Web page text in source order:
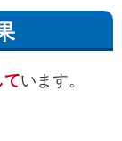
ています。